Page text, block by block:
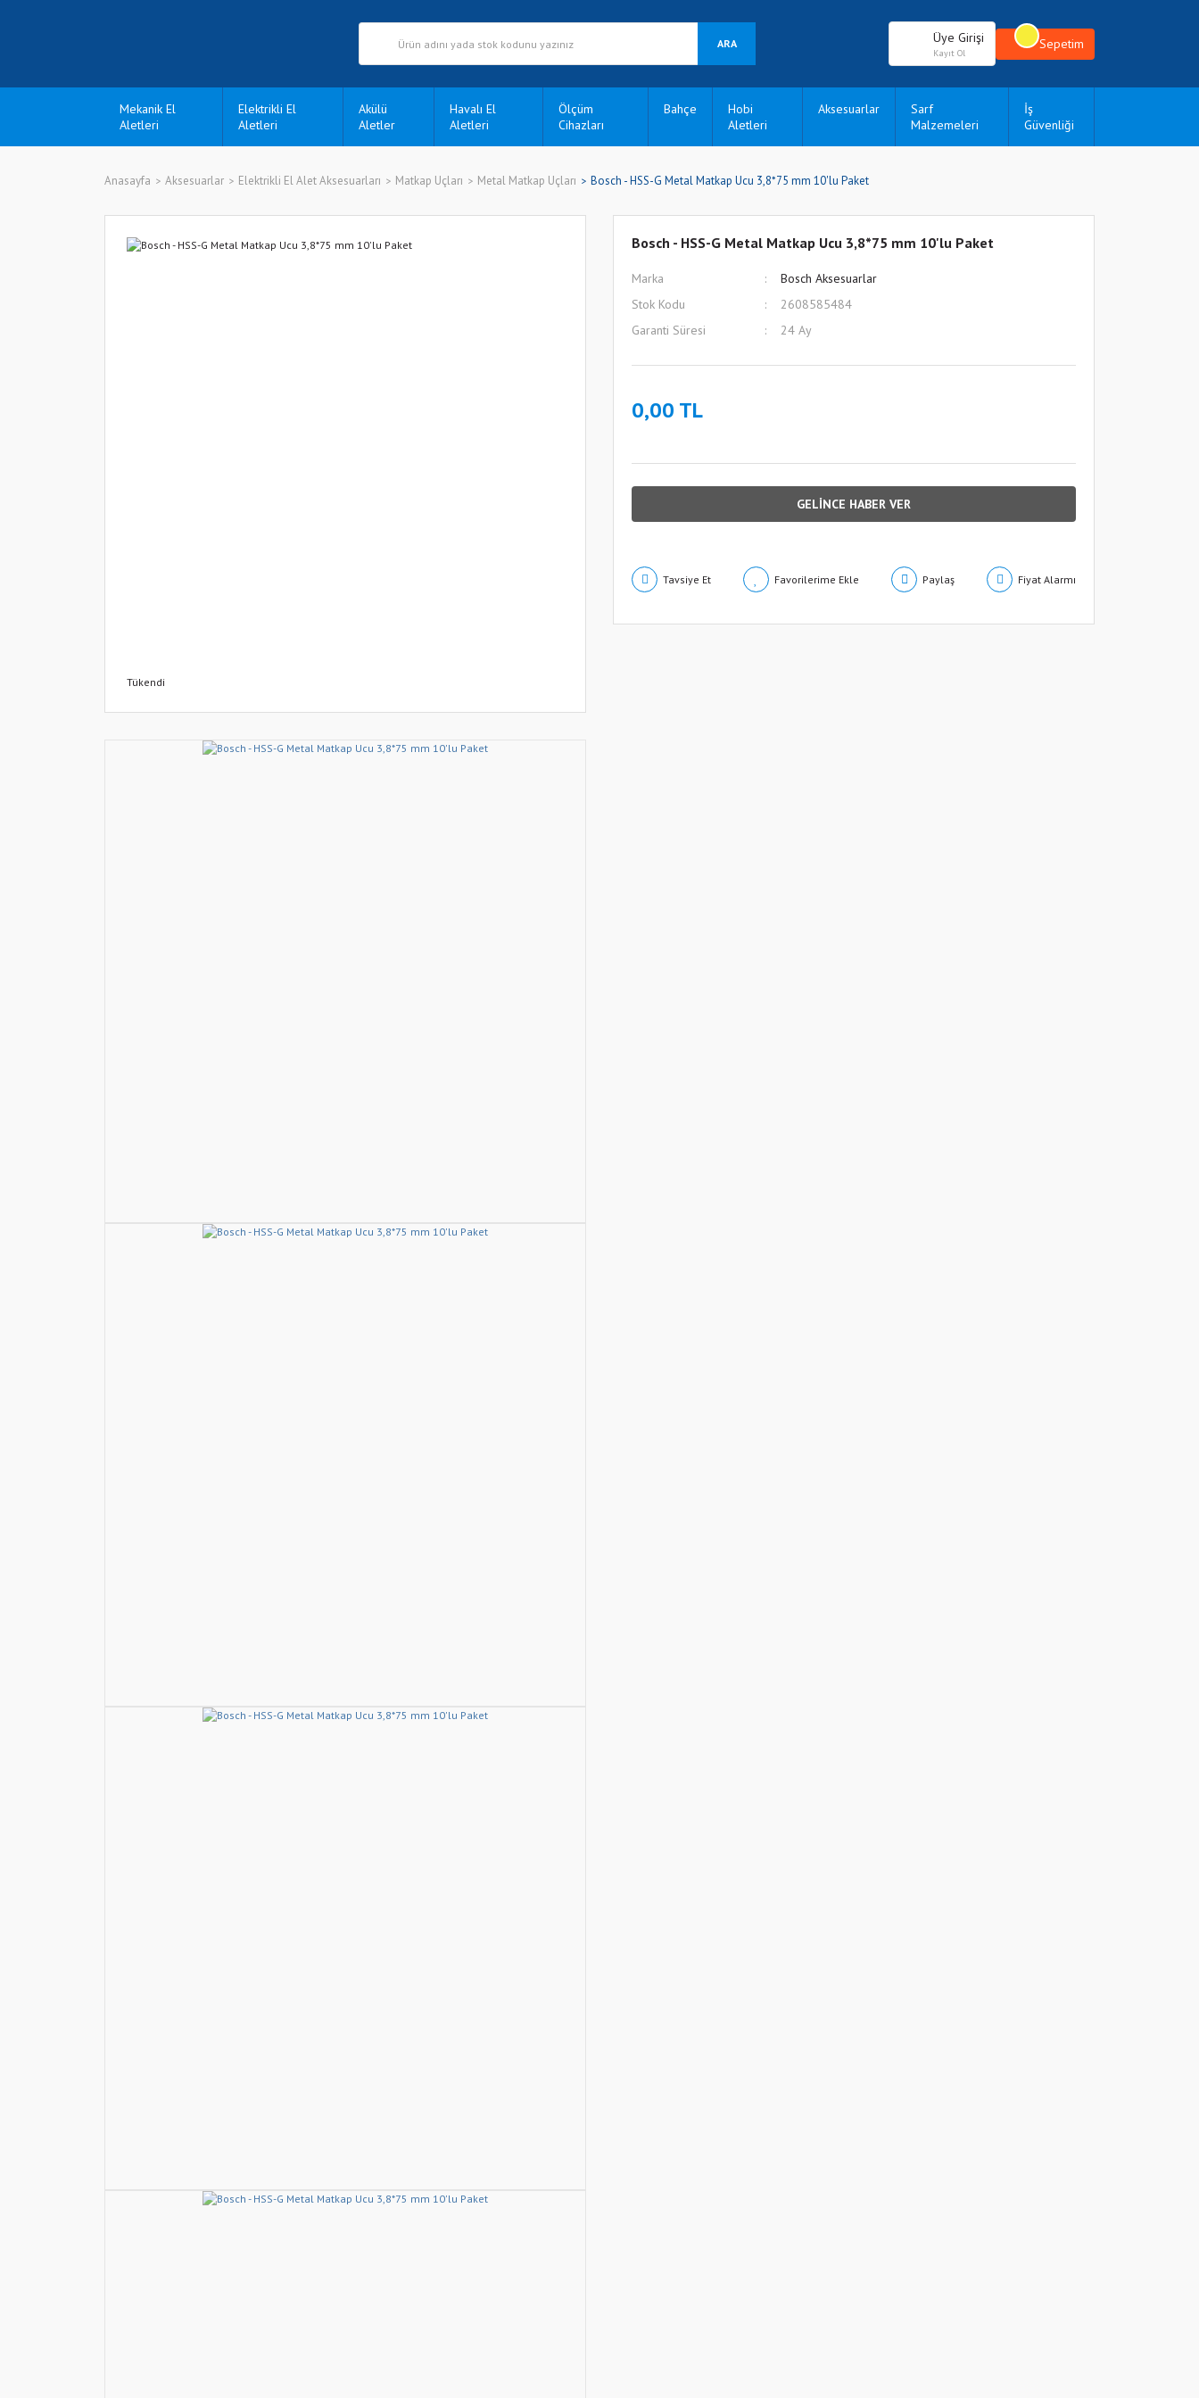
ARA Üye Girişi
Kayıt Ol
Sepetim
Mekanik El
Aletleri
Elektrikli El
Aletleri
Akülü
Aletler
Havalı El
Aletleri
Ölçüm
Cihazları
Bahçe
Hobi
Aletleri
Aksesuarlar
Sarf
Malzemeleri
İş
Güvenliği
Anasayfa Aksesuarlar Elektrikli El Alet Aksesuarları Matkap Uçları Metal Matkap Uçları Bosch - HSS-G Metal Matkap Ucu 3,8*75 mm 10'lu Paket
Tükendi
Bosch - HSS-G Metal Matkap Ucu 3,8*75 mm 10'lu Paket
Marka
Bosch Aksesuarlar
Stok Kodu
2608585484
Garanti Süresi
24 Ay
0,00 TL
GELİNCE HABER VER
Tavsiye Et Paylaş Fiyat Alarmı